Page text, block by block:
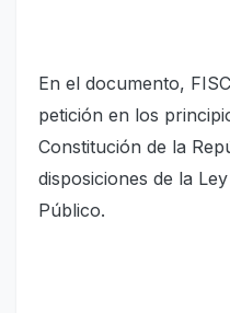
En el documento,
petición en los
Constitución de la
disposiciones de la
Público.